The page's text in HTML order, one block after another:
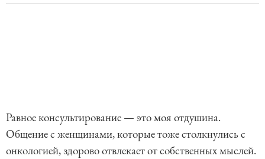
Равное консультирование — это моя отдушина.
Общение с женщинами, которые тоже столкнулись с
онкологией, здорово отвлекает от собственных мыслей.